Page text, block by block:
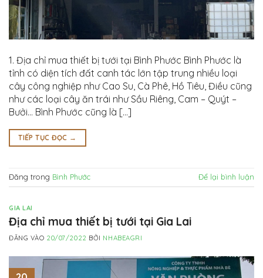
1. Địa chỉ mua thiết bị tưới tại Bình Phước Bình Phước là
tỉnh có diện tích đất canh tác lớn tập trung nhiều loại
cây công nghiệp như Cao Su, Cà Phê, Hồ Tiêu, Điều cũng
như các loại cây ăn trái như Sầu Riêng, Cam – Quýt –
Bưởi… Bình Phước cũng là […]
TIẾP TỤC ĐỌC →
Đăng trong Bình Phước Để lại bình luận
GIA LAI
Địa chỉ mua thiết bị tưới tại Gia Lai
ĐĂNG VÀO 20/07/2022 BỞI NHABEAGRI